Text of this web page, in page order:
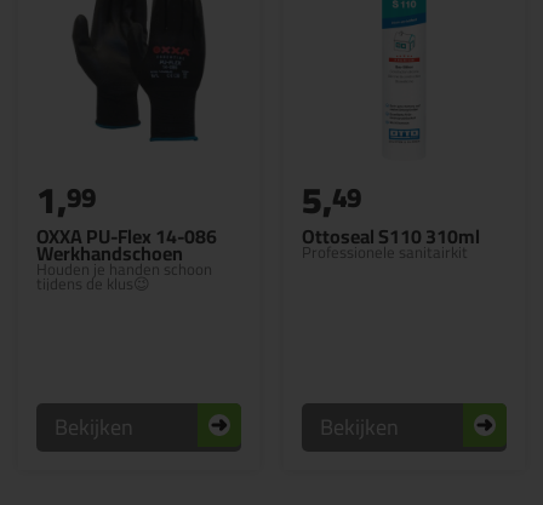
OXXA PU-Flex 14-086
Werkhandschoen
Houden je handen schoon
tijdens de klus😉
1,99
Bekijken
Ottoseal S110 310ml
Professionele sanitairkit
5,49
Bekijken